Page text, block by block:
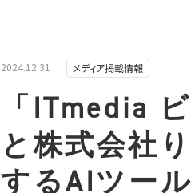
2024.12.31 メディア掲載情報
「ITmedia
と株式会社
するAIツー